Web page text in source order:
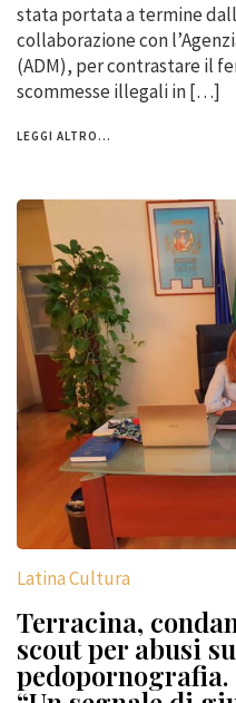
stata portata a termine
collaborazione con
(ADM), per contrastare il
scommesse illegali in […]
LEGGI ALTRO...
Latina Cultura
Terracina,
scout per abusi
pedopornografia.